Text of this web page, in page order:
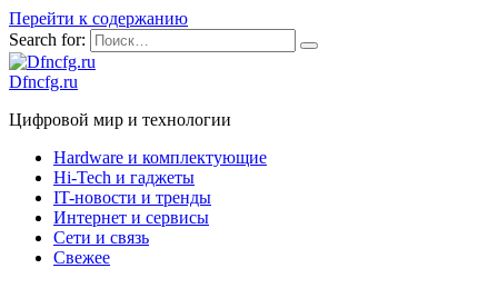
Перейти к содержанию
Search for:
Dfncfg.ru
Цифровой мир и технологии
Hardware и комплектующие
Hi-Tech и гаджеты
IT-новости и тренды
Интернет и сервисы
Сети и связь
Свежее